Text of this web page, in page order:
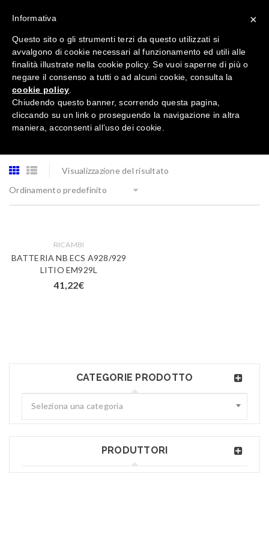
Tutte le categorie
CATEGORIE PRODOTTO
Seleziona una categoria
PRODUTTORI
Visualizzazione del risultato
Ordinamento predefinito
RICAMBI
BATTERIA NB ECS A928/929
LITIO EM929L
41,22€
×
Informativa
Questo sito o gli strumenti terzi da questo utilizzati si
avvalgono di cookie necessari al funzionamento ed utili alle
finalità illustrate nella cookie policy. Se vuoi saperne di più o
negare il consenso a tutti o ad alcuni cookie, consulta la
cookie policy
Chiudendo questo banner, scorrendo questa pagina,
cliccando su un link o proseguendo la navigazione in altra
maniera, acconsenti all’uso dei cookie.